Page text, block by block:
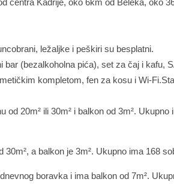
centra Kadrije, oko 6km od Beleka, oko
ležaljke i peškiri su besplatni.
(bezalkoholna pića), set za čaj i kafu,
kompletom, fen za kosu i Wi-
20m² ili 30m² i balkon od 3m². Ukupno
a balkon je 3m². Ukupno ima 168
boravka i ima balkon od 7m².